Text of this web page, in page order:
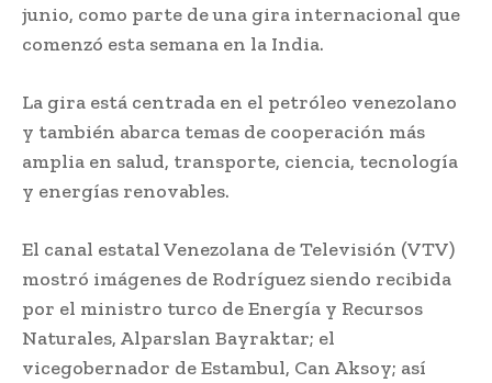
junio, como parte de una gira internacional que
comenzó esta semana en la India.
La gira está centrada en el petróleo venezolano
y también abarca temas de cooperación más
amplia en salud, transporte, ciencia, tecnología
y energías renovables.
El canal estatal Venezolana de Televisión (VTV)
mostró imágenes de Rodríguez siendo recibida
por el ministro turco de Energía y Recursos
Naturales, Alparslan Bayraktar; el
vicegobernador de Estambul, Can Aksoy; así